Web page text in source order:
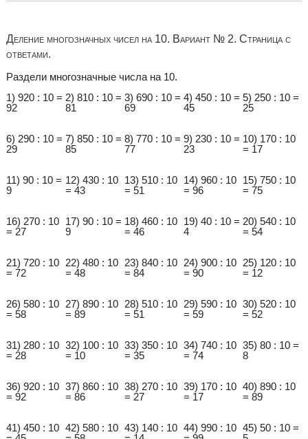
Деление многозначных чисел на 10. Вариант № 2. Страница с
ответами.
Раздели многозначные числа на 10.
1) 920 : 10 =
92
2) 810 : 10 =
81
3) 690 : 10 =
69
4) 450 : 10 =
45
5) 250 : 10 =
25
6) 290 : 10 =
29
7) 850 : 10 =
85
8) 770 : 10 =
77
9) 230 : 10 =
23
10) 170 : 10
= 17
11) 90 : 10 =
9
12) 430 : 10
= 43
13) 510 : 10
= 51
14) 960 : 10
= 96
15) 750 : 10
= 75
16) 270 : 10
= 27
17) 90 : 10 =
9
18) 460 : 10
= 46
19) 40 : 10 =
4
20) 540 : 10
= 54
21) 720 : 10
= 72
22) 480 : 10
= 48
23) 840 : 10
= 84
24) 900 : 10
= 90
25) 120 : 10
= 12
26) 580 : 10
= 58
27) 890 : 10
= 89
28) 510 : 10
= 51
29) 590 : 10
= 59
30) 520 : 10
= 52
31) 280 : 10
= 28
32) 100 : 10
= 10
33) 350 : 10
= 35
34) 740 : 10
= 74
35) 80 : 10 =
8
36) 920 : 10
= 92
37) 860 : 10
= 86
38) 270 : 10
= 27
39) 170 : 10
= 17
40) 890 : 10
= 89
41) 450 : 10 42) 580 : 10 43) 140 : 10 44) 990 : 10 45) 50 : 10 =